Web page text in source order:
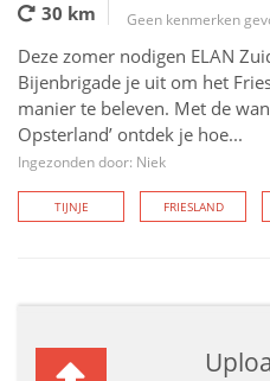
30 km Geen kenmerken
Deze zomer nodigen ELAN
Bijenbrigade je uit om het
manier te beleven. Met de
Opsterland’ ontdek je hoe...
Ingezonden door: Niek
TIJNJE FRIESLAND